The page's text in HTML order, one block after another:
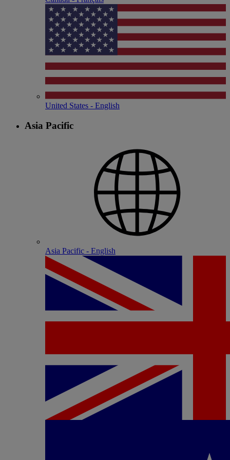
United States - English
Asia Pacific
Asia Pacific - English